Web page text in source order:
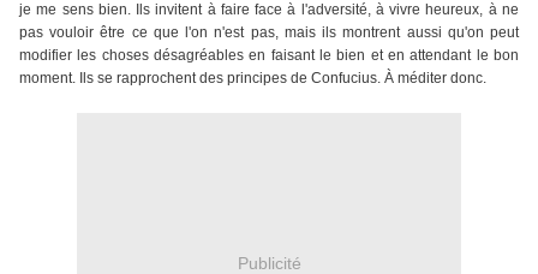
je me sens bien. Ils invitent à faire face à l'adversité, à vivre heureux, à ne
pas vouloir être ce que l'on n'est pas, mais ils montrent aussi qu'on peut
modifier les choses désagréables en faisant le bien et en attendant le bon
moment. Ils se rapprochent des principes de Confucius. À méditer donc.
Publicité